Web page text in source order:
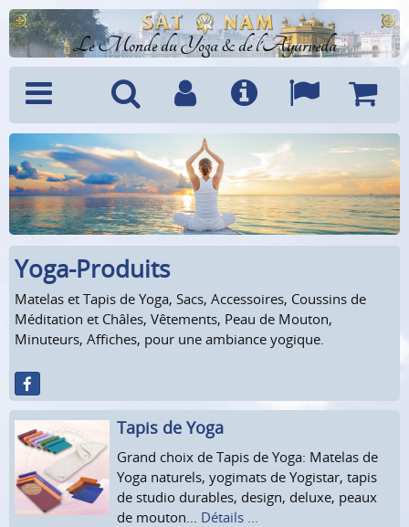
Le Monde du Yoga & de l'Ayurveda
Menu Recherche
Compte Info LanguesPanier
Yoga-Produits
Matelas et Tapis de Yoga, Sacs, Accessoires, Coussins de
Méditation et Châles, Vêtements, Peau de Mouton,
Minuteurs, Affiches, pour une ambiance yogique.
Tapis de Yoga
Grand choix de Tapis de Yoga: Matelas de
Yoga naturels, yogimats de Yogistar, tapis
de studio durables, design, deluxe, peaux
de mouton... Détails ...